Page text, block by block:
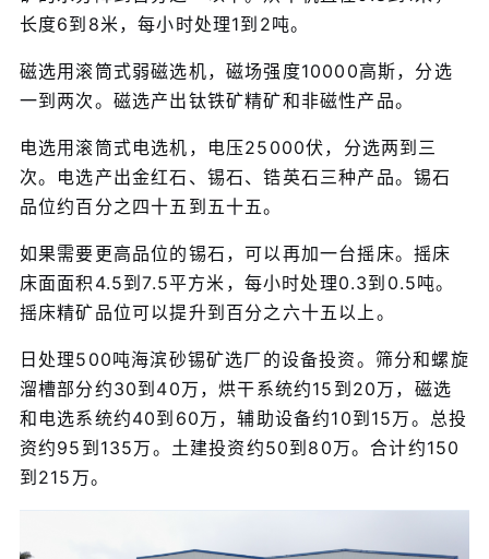
长度6到8米，每小时处理1到2吨。
磁选用滚筒式弱磁选机，磁场强度10000高斯，分选
一到两次。磁选产出钛铁矿精矿和非磁性产品。
电选用滚筒式电选机，电压25000伏，分选两到三
次。电选产出金红石、锡石、锆英石三种产品。锡石
品位约百分之四十五到五十五。
如果需要更高品位的锡石，可以再加一台摇床。摇床
床面面积4.5到7.5平方米，每小时处理0.3到0.5吨。
摇床精矿品位可以提升到百分之六十五以上。
日处理500吨海滨砂锡矿选厂的设备投资。筛分和螺旋
溜槽部分约30到40万，烘干系统约15到20万，磁选
和电选系统约40到60万，辅助设备约10到15万。总投
资约95到135万。土建投资约50到80万。合计约150
到215万。